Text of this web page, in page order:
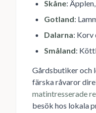
Skåne:
Gotland:
Dalarna: Korv
Småland:
Gårdsbutiker och
färska råvaror
matintresserade
besök hos lokala